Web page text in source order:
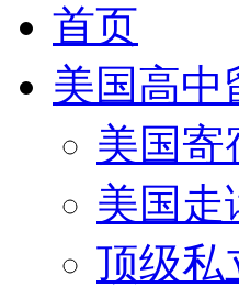
首页
美国高中
美国寄
美国走
顶级私